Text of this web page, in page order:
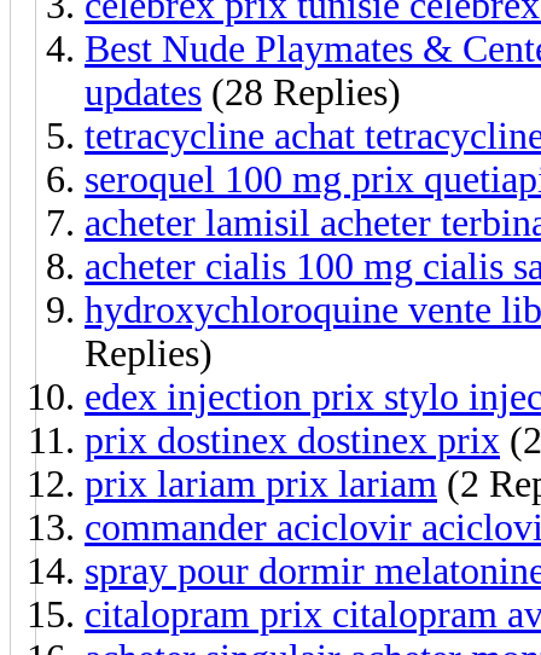
Best Nude Playmates &
updates (28 Replies)
tetracycline achat
seroquel 100 mg prix
acheter lamisil acheter
acheter cialis 100 mg cialis
hydroxychloroquine vente
Replies)
edex injection prix stylo
prix dostinex dostinex prix
prix lariam prix lariam (2
commander aciclovir
spray pour dormir
citalopram prix citalopram